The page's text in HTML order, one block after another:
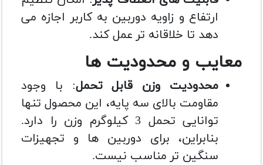
ارتفاع و زاویه دوربین به کاربر اجازه می
دهد تا خلاقانه تر عمل کند.
معایب و محدودیت ها
محدودیت وزن قابل تحمل: با وجود
مقاومت بالای سه پایه، این محصول تنها
توانایی تحمل 3 کیلوگرم وزن را دارد.
بنابراین، برای دوربین ها و تجهیزات
سنگین تر مناسب نیست.